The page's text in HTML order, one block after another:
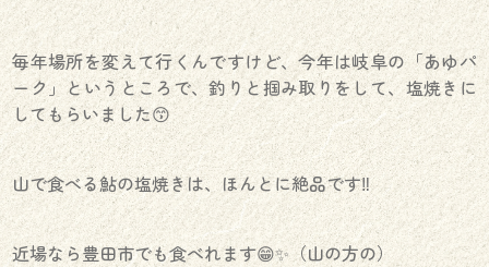
毎年場所を変えて行くんですけど、今年は岐阜の「あゆパ
ーク」というところで、釣りと掴み取りをして、塩焼きに
してもらいました😙
山で食べる鮎の塩焼きは、ほんとに絶品です‼️
近場なら豊田市でも食べれます😁✨️（山の方の）